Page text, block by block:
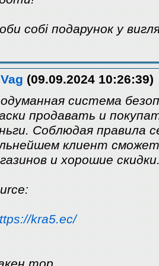
собі подарунок у
(09.09.2024 10:26:39)
система
продавать и
Соблюдая правила
клиент
и хорошие
kra5.ec/